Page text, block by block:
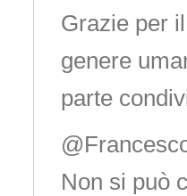
Grazie per
genere
parte
Non si può